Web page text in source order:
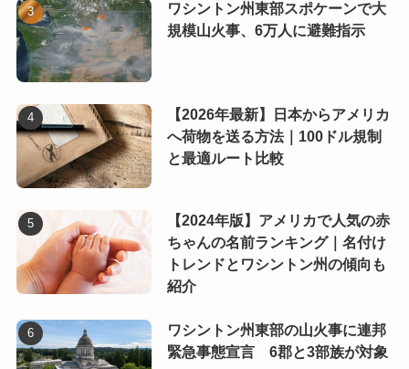
ワシントン州東部スポケーンで大
規模山火事、6万人に避難指示
【2026年最新】日本からアメリカ
へ荷物を送る方法｜100ドル規制
と最適ルート比較
【2024年版】アメリカで人気の赤
ちゃんの名前ランキング｜名付け
トレンドとワシントン州の傾向も
紹介
ワシントン州東部の山火事に連邦
緊急事態宣言 6郡と3部族が対象